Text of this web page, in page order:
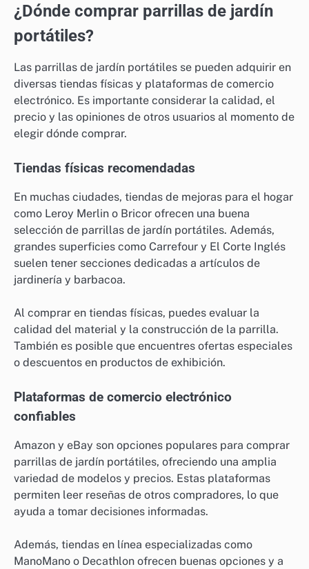
¿Dónde comprar parrillas de jardín
portátiles?
Las parrillas de jardín portátiles se pueden adquirir en
diversas tiendas físicas y plataformas de comercio
electrónico. Es importante considerar la calidad, el
precio y las opiniones de otros usuarios al momento de
elegir dónde comprar.
Tiendas físicas recomendadas
En muchas ciudades, tiendas de mejoras para el hogar
como Leroy Merlin o Bricor ofrecen una buena
selección de parrillas de jardín portátiles. Además,
grandes superficies como Carrefour y El Corte Inglés
suelen tener secciones dedicadas a artículos de
jardinería y barbacoa.
Al comprar en tiendas físicas, puedes evaluar la
calidad del material y la construcción de la parrilla.
También es posible que encuentres ofertas especiales
o descuentos en productos de exhibición.
Plataformas de comercio electrónico
confiables
Amazon y eBay son opciones populares para comprar
parrillas de jardín portátiles, ofreciendo una amplia
variedad de modelos y precios. Estas plataformas
permiten leer reseñas de otros compradores, lo que
ayuda a tomar decisiones informadas.
Además, tiendas en línea especializadas como
ManoMano o Decathlon ofrecen buenas opciones y a